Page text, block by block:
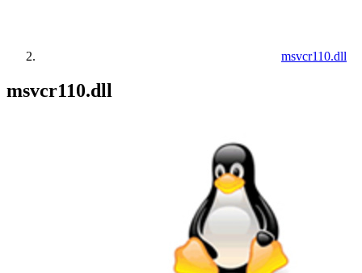
msvcr110.dll
msvcr110.dll